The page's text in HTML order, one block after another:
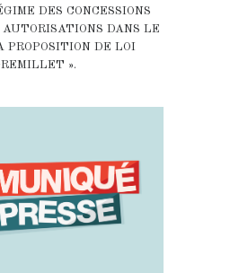
DES CONCESSIONS
DANS LE
PROPOSITION DE LOI
».